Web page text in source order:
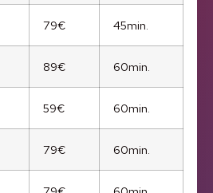
79€ 45min.
89€ 60min.
59€ 60min.
79€ 60min.